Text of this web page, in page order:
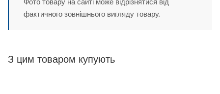
фактичного зовнішнього вигляду товару.
З цим товаром купують